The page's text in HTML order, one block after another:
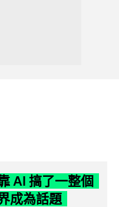
AI 搞了一整個
成為話題